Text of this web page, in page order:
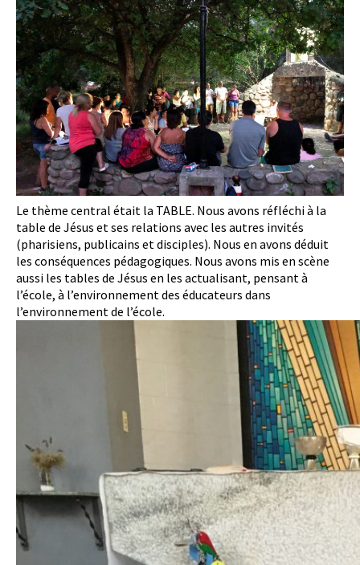
Le thème central était la TABLE. Nous avons réfléchi à la
table de Jésus et ses relations avec les autres invités
(pharisiens, publicains et disciples). Nous en avons déduit
les conséquences pédagogiques. Nous avons mis en scène
aussi les tables de Jésus en les actualisant, pensant à
l’école, à l’environnement des éducateurs dans
l’environnement de l’école.